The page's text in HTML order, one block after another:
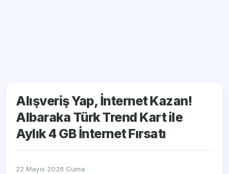
Alışveriş Yap, İnternet Kazan!
Albaraka Türk Trend Kart ile
Aylık 4 GB İnternet Fırsatı
22 Mayıs 2026 Cuma